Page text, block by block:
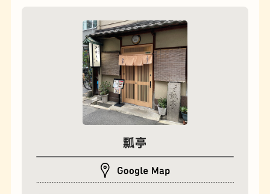
石窯ピザ
瓢亭